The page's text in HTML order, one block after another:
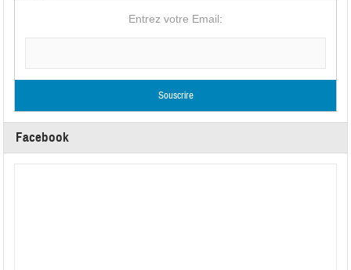
Entrez votre Email:
Facebook